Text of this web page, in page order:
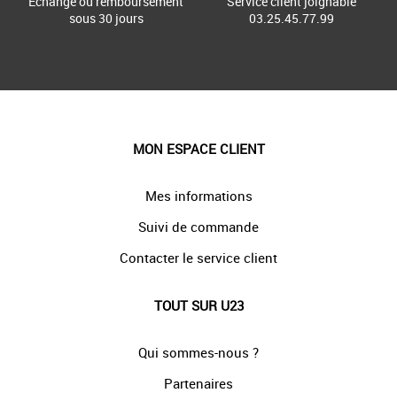
sous 30 jours
03.25.45.77.99
MON ESPACE CLIENT
Mes informations
Suivi de commande
Contacter le service client
TOUT SUR U23
Qui sommes-nous ?
Partenaires